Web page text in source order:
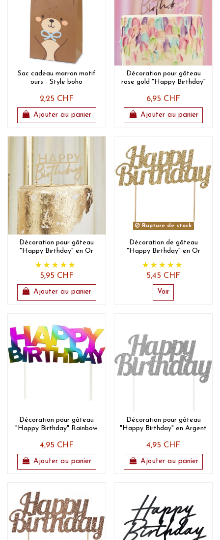
Sac cadeau marron motif
ours - Style boho
2,25 CHF
Ajouter au panier
Décoration pour gâteau
rose gold "Happy Birthday"
6,95 CHF
Ajouter au panier
Décoration pour gâteau
"Happy Birthday" en Or
5,95 CHF
Ajouter au panier
Rupture de stock
Décoration de gâteau
"Happy Birthday" en Or
5,45 CHF
Voir
Décoration pour gâteau
"Happy Birthday" Rainbow
4,95 CHF
Ajouter au panier
Décoration pour gâteau
"Happy Birthday" en Argent
4,95 CHF
Ajouter au panier